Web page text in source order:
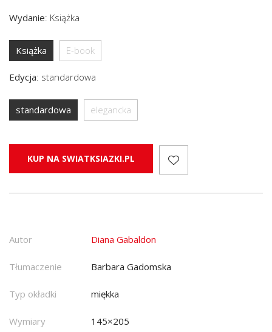
Wydanie: Książka
Książka E-book
Edycja: standardowa
standardowa elegancka
KUP NA SWIATKSIAZKI.PL
Autor Diana Gabaldon
Tłumaczenie Barbara Gadomska
Typ okładki miękka
Wymiary 145×205